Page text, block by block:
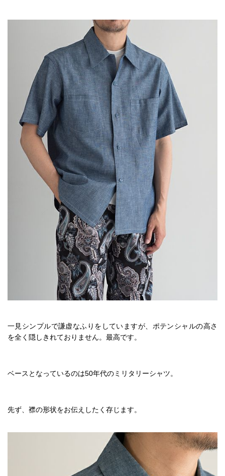
一見シンプルで謙虚なふりをしていますが、ポテンシャルの高さ
を全く隠しきれておりません。最高です。
ベースとなっているのは50年代のミリタリーシャツ。
先ず、襟の形状をお伝えしたく存じます。